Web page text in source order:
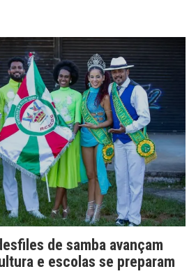
de samba avançam
e escolas se preparam